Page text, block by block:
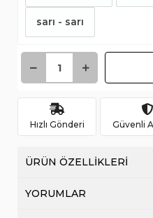
sarı - sarı
Hızlı Gönderi Güvenli
ÜRÜN ÖZELLİKLERİ
YORUMLAR